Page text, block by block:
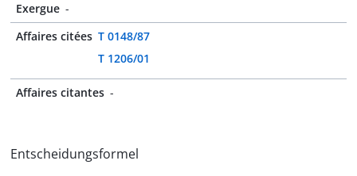
Exergue -
Affaires citées T 0148/87
T 1206/01
Affaires citantes -
Entscheidungsformel